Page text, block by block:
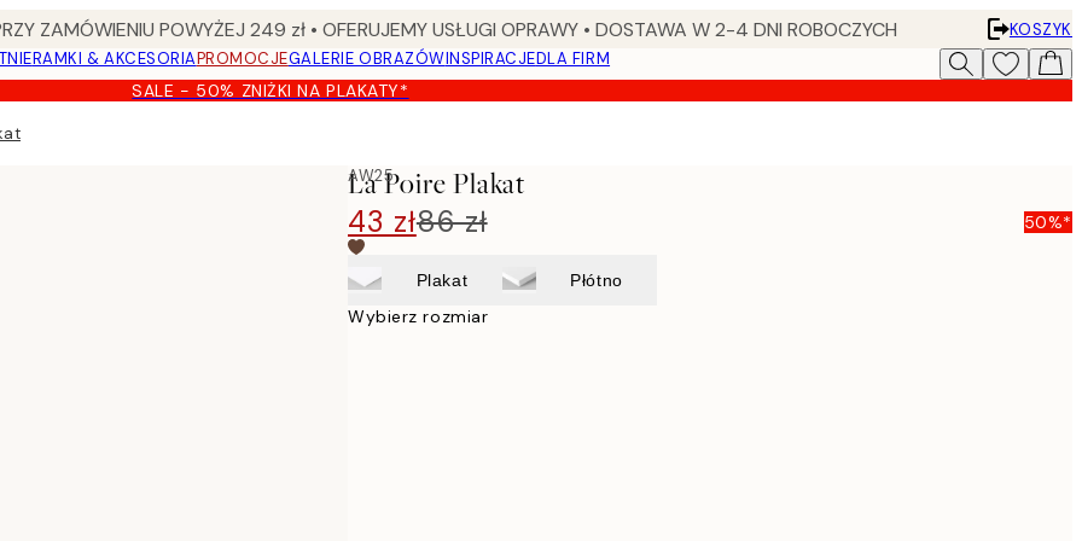
ZAMÓWIENIU POWYŻEJ 249 zł • OFERUJEMY USŁUGI OPRAWY • DOSTAWA W 2-4 DNI ROBOCZYCH
KOSZYK
RAMKI & AKCESORIAPROMOCJEGALERIE OBRAZÓWINSPIRACJEDLA FIRM
SALE - 50% ZNIŻKI NA PLAKATY*
AW25
La Poire Plakat
43 zł86 zł 50%*
Plakat Płótno
Wybierz rozmiar